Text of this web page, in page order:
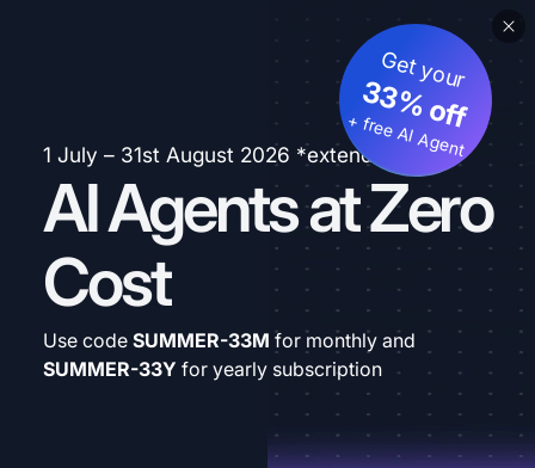
1 July – 31st August 2026 *extended
AI Agents at Zero
Cost
Get your
33% off
+ free AI Agent
Use code SUMMER-33M for monthly and
SUMMER-33Y for yearly subscription